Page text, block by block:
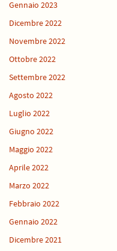
Gennaio 2023
Dicembre 2022
Novembre 2022
Ottobre 2022
Settembre 2022
Agosto 2022
Luglio 2022
Giugno 2022
Maggio 2022
Aprile 2022
Marzo 2022
Febbraio 2022
Gennaio 2022
Dicembre 2021